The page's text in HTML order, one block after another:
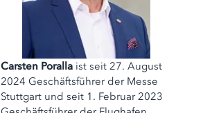
Carsten Porallaist seit 27. August
2024 Geschäftsführer der Messe
Stuttgart und seit 1. Februar 2023